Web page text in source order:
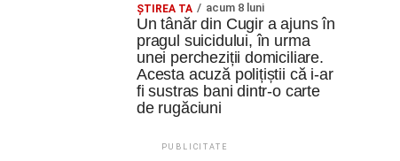
ȘTIREA TA acum 8 luni
Un tânăr din Cugir a ajuns în
pragul suicidului, în urma
unei percheziții domiciliare.
Acesta acuză polițiștii că i-ar
fi sustras bani dintr-o carte
de rugăciuni
PUBLICITATE